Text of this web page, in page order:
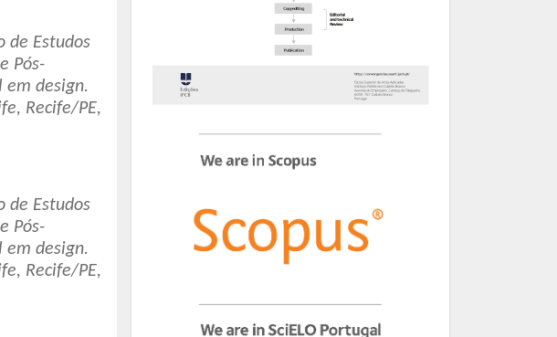
de Estudos
Pós-
em design.
Recife/PE,
de Estudos
Pós-
em design.
Recife/PE,